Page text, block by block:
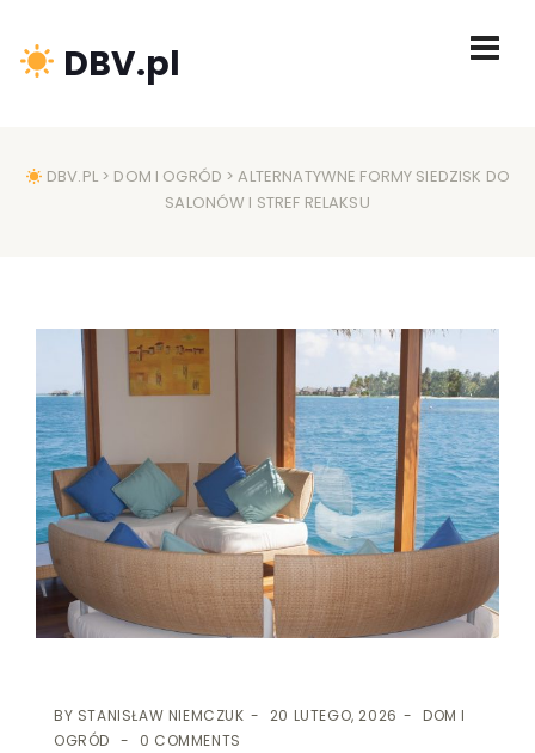
DBV.pl
DBV.PL> DOM I OGRÓD > ALTERNATYWNE FORMY SIEDZISK DO
SALONÓW I STREF RELAKSU
BY STANISŁAW NIEMCZUK 20 LUTEGO, 2026
DOM I
OGRÓD
0 COMMENTS